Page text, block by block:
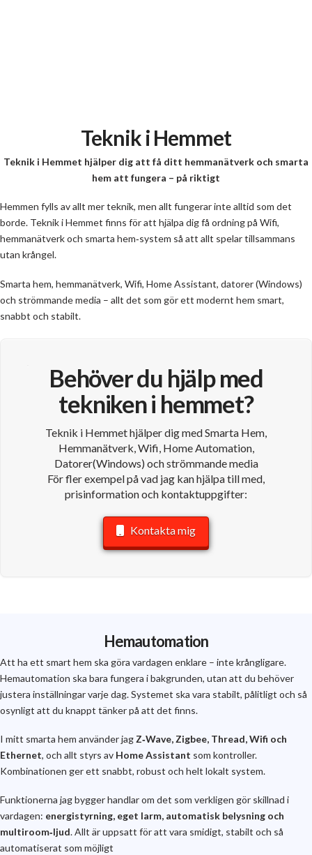
Teknik i Hemmet
Teknik i Hemmet hjälper dig att få ditt hemmanätverk och smarta
hem att fungera – på riktigt
Hemmen fylls av allt mer teknik, men allt fungerar inte alltid som det
borde. Teknik i Hemmet finns för att hjälpa dig få ordning på Wifi,
hemmanätverk och smarta hem‑system så att allt spelar tillsammans
utan krångel.
Smarta hem, hemmanätverk, Wifi, Home Assistant, datorer (Windows)
och strömmande media – allt det som gör ett modernt hem smart,
snabbt och stabilt.
Behöver du hjälp med
tekniken i hemmet?
Teknik i Hemmet hjälper dig med Smarta Hem,
Hemmanätverk, Wifi, Home Automation,
Datorer(Windows) och strömmande media
För fler exempel på vad jag kan hjälpa till med,
prisinformation och kontaktuppgifter:
Kontakta mig
Hemautomation
Att ha ett smart hem ska göra vardagen enklare – inte krångligare.
Hemautomation ska bara fungera i bakgrunden, utan att du behöver
justera inställningar varje dag. Systemet ska vara stabilt, pålitligt och så
osynligt att du knappt tänker på att det finns.
I mitt smarta hem använder jag Z‑Wave, Zigbee, Thread, Wifi och
Ethernet, och allt styrs av Home Assistant som kontroller.
Kombinationen ger ett snabbt, robust och helt lokalt system.
Funktionerna jag bygger handlar om det som verkligen gör skillnad i
vardagen: energi­styrning, eget larm, automatisk belysning och
multiroom‑ljud. Allt är uppsatt för att vara smidigt, stabilt och så
automatiserat som möjligt